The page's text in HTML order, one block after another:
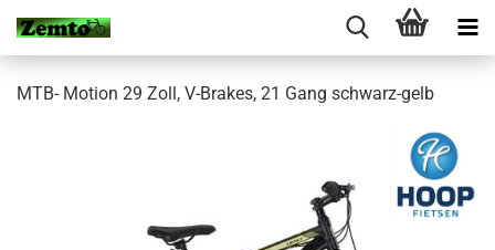
MTB- Motion 29 Zoll, V-Brakes, 21 Gang schwarz-gelb